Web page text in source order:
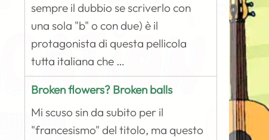
sempre il dubbio se scriverlo con
una sola "b" o con due) è il
protagonista di questa pellicola
tutta italiana che …
Broken flowers? Broken balls
Mi scuso sin da subito per il
"francesismo" del titolo, ma questo